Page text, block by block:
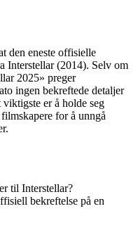
den eneste offisielle
Interstellar (2014). Selv om
2025» preger
ingen bekreftede detaljer
er å holde seg
for å unngå
til Interstellar?
bekreftelse på en